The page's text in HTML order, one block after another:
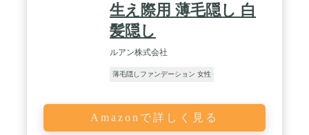
生え際用 薄毛隠し 白
髪隠し
ルアン株式会社
薄毛隠しファンデーション 女性
Amazonで詳しく見る